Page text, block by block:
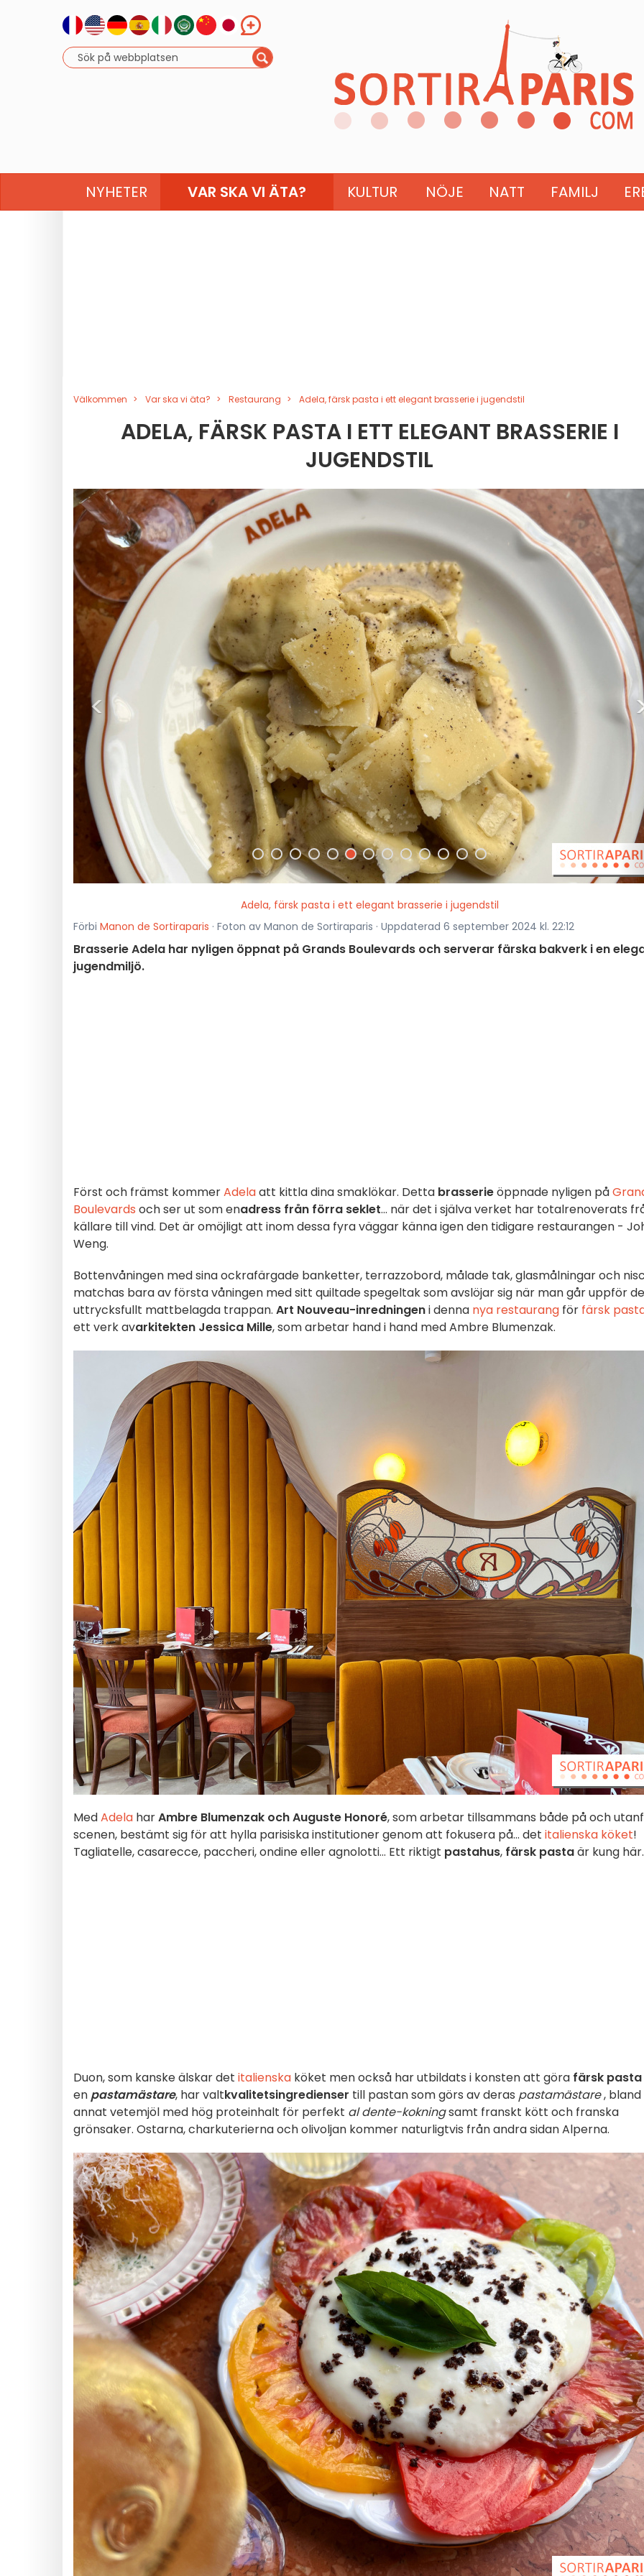
NYHETER VAR SKA VI ÄTA? KULTUR NÖJE NATT FAMILJ
Välkommen Var ska vi äta? Restaurang Adela, färsk pasta i ett elegant brasserie i jugendstil
ADELA, FÄRSK PASTA I ETT ELEGANT BRASSERIE I
JUGENDSTIL
<
Adela, färsk pasta i ett elegant brasserie i jugendstil
Förbi Manon de Sortiraparis · Foton av Manon de Sortiraparis · Uppdaterad 6 september 2024 kl. 22:12
Brasserie Adela har nyligen öppnat på Grands Boulevards och serverar färska bakverk i en
jugendmiljö.
Först och främst kommerAdelaatt kittla dina smaklökar. Detta brasserieöppnade nyligen på
Boulevards och ser ut som enadress från förra seklet... när det i själva verket har totalrenoverats
källare till vind. Det är omöjligt att inom dessa fyra väggar känna igen den tidigare restaurangen -
Weng.
Bottenvåningen med sina ockrafärgade banketter, terrazzobord, målade tak, glasmålningar och
matchas bara av första våningen med sitt quiltade spegeltak som avslöjar sig när man går uppför
uttrycksfullt mattbelagda trappan. Art Nouveau-inredningeni denna nya restaurang för färsk
ett verk avarkitekten Jessica Mille, som arbetar hand i hand med Ambre Blumenzak.
MedAdela harAmbre Blumenzak och Auguste Honoré, som arbetar tillsammans både på och
scenen, bestämt sig för att hylla parisiska institutioner genom att fokusera på... det italienska köket!
Tagliatelle, casarecce, paccheri, ondine eller agnolotti... Ett riktigt pastahus, färsk pastaär kung här.
Duon, som kanske älskar det italienska köket men också har utbildats i konsten att göra färsk pasta
en pastamästare, har valtkvalitetsingredienser till pastan som görs av deras pastamästare, bland
annat vetemjöl med hög proteinhalt för perfekt al dente-kokningsamt franskt kött och franska
grönsaker. Ostarna, charkuterierna och olivoljan kommer naturligtvis från andra sidan Alperna.